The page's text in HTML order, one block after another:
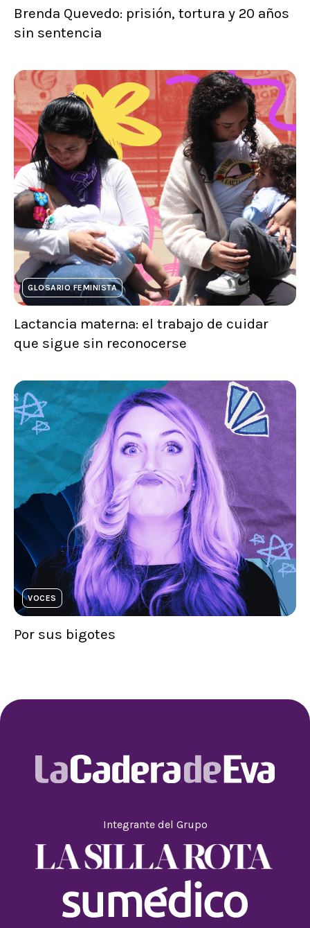
Brenda Quevedo: prisión, tortura y 20 años
sin sentencia
GLOSARIO FEMINISTA
Lactancia materna: el trabajo de cuidar
que sigue sin reconocerse
VOCES
Por sus bigotes
Integrante del Grupo